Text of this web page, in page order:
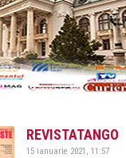
REVISTATANGO
15 ianuarie 2021, 11:57